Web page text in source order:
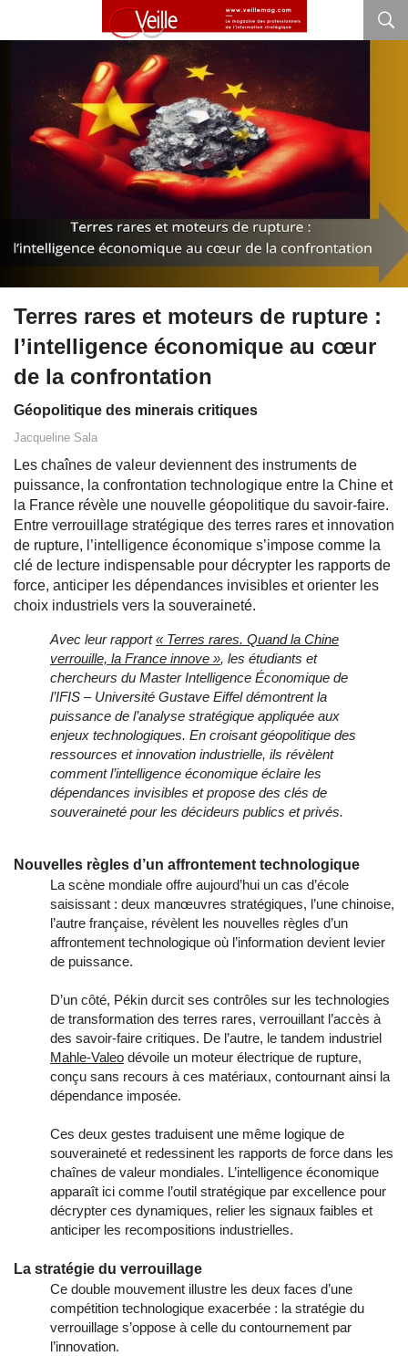
Terres rares et moteurs de rupture :
l’intelligence économique au cœur
de la confrontation
Géopolitique des minerais critiques
Jacqueline Sala
Les chaînes de valeur deviennent des instruments de
puissance, la confrontation technologique entre la Chine et
la France révèle une nouvelle géopolitique du savoir-faire.
Entre verrouillage stratégique des terres rares et innovation
de rupture, l’intelligence économique s’impose comme la
clé de lecture indispensable pour décrypter les rapports de
force, anticiper les dépendances invisibles et orienter les
choix industriels vers la souveraineté.
Avec leur rapport« Terres rares. Quand la Chine
verrouille, la France innove », les étudiants et
chercheurs du Master Intelligence Économique de
l’IFIS – Université Gustave Eiffel démontrent la
puissance de l’analyse stratégique appliquée aux
enjeux technologiques. En croisant géopolitique des
ressources et innovation industrielle, ils révèlent
comment l’intelligence économique éclaire les
dépendances invisibles et propose des clés de
souveraineté pour les décideurs publics et privés.
Nouvelles règles d’un affrontement technologique
La scène mondiale offre aujourd’hui un cas d’école
saisissant : deux manœuvres stratégiques, l’une chinoise,
l’autre française, révèlent les nouvelles règles d’un
affrontement technologique où l’information devient levier
de puissance.
D’un côté, Pékin durcit ses contrôles sur les technologies
de transformation des terres rares, verrouillant l’accès à
des savoir-faire critiques. De l’autre, le tandem industriel
Mahle-Valeo dévoile un moteur électrique de rupture,
conçu sans recours à ces matériaux, contournant ainsi la
dépendance imposée.
Ces deux gestes traduisent une même logique de
souveraineté et redessinent les rapports de force dans les
chaînes de valeur mondiales. L’intelligence économique
apparaît ici comme l’outil stratégique par excellence pour
décrypter ces dynamiques, relier les signaux faibles et
anticiper les recompositions industrielles.
La stratégie du verrouillage
Ce double mouvement illustre les deux faces d’une
compétition technologique exacerbée : la stratégie du
verrouillage s’oppose à celle du contournement par
l’innovation.